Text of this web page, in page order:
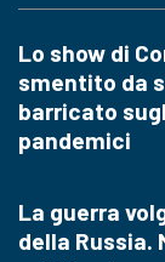
Lo show di
smentito da
barricato
pandemici
La guerra
della Russia.